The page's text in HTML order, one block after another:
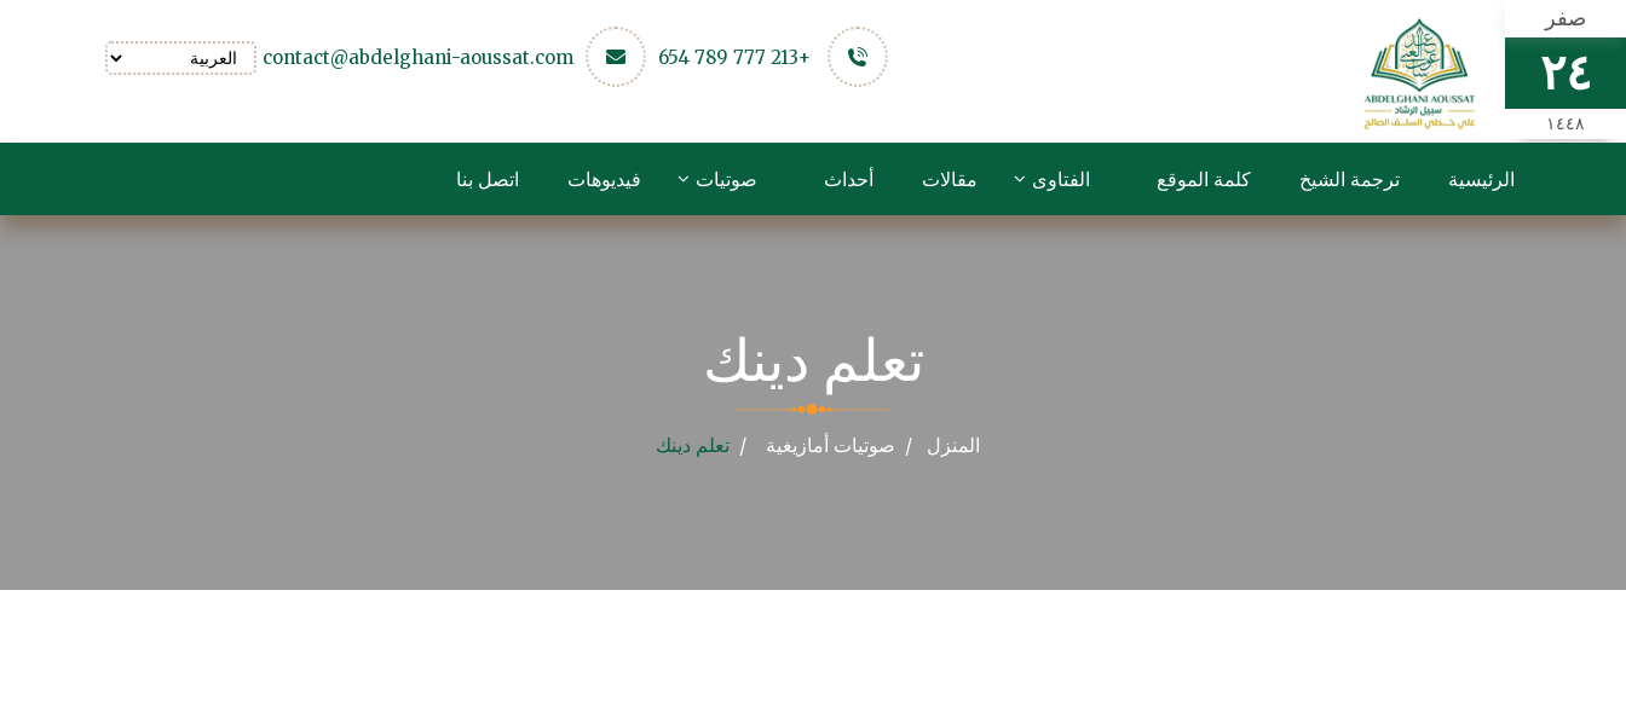
صفر
٢٤
١٤٤٨
+213 777 789 654
contact@abdelghani-aoussat.com
الرئيسية ترجمة الشيخ كلمة الموقع الفتاوى مقالات أحداث صوتيات فيديوهات اتصل بنا
تعلم دينك
المنزل صوتيات أمازيغية تعلم دينك